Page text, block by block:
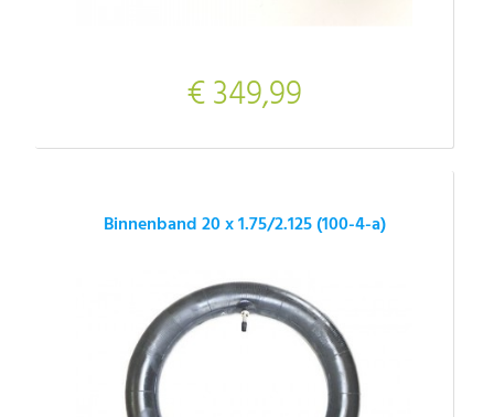
€ 349,99
Binnenband 20 x 1.75/2.125 (100-4-a)